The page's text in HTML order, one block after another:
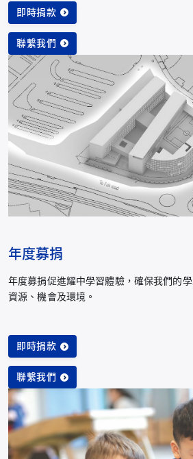
即時捐款
聯繫我們
年度募捐
年度募捐促進耀中學習體驗，確保我們的
資源、機會及環境。
即時捐款
聯繫我們